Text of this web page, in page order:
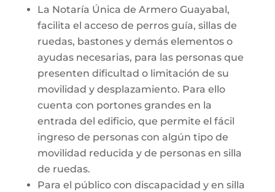
La Notaría Única de Armero Guayabal,
facilita el acceso de perros guía, sillas de
ruedas, bastones y demás elementos o
ayudas necesarias, para las personas que
presenten dificultad o limitación de su
movilidad y desplazamiento. Para ello
cuenta con portones grandes en la
entrada del edificio, que permite el fácil
ingreso de personas con algún tipo de
movilidad reducida y de personas en silla
de ruedas.
Para el público con discapacidad y en silla